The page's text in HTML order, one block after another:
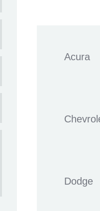
Acura
Dodge